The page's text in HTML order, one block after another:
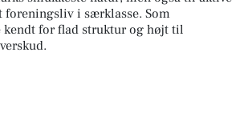
i særklasse. Som
kendt for flad struktur og højt til